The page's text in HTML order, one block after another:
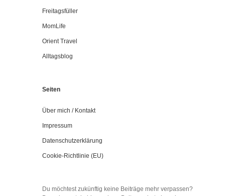
Freitagsfüller
MomLife
Orient Travel
Alltagsblog
Seiten
Über mich / Kontakt
Impressum
Datenschutzerklärung
Cookie-Richtlinie (EU)
Du möchtest zukünftig keine Beiträge mehr verpassen?